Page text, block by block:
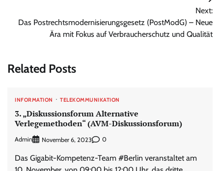
Next:
Das Postrechtsmodernisierungsgesetz (PostModG) – Neue
Ära mit Fokus auf Verbraucherschutz und Qualität
Related Posts
INFORMATION TELEKOMMUNIKATION
3. „Diskussionsforum Alternative
Verlegemethoden“ (AVM-Diskussionsforum)
Admin November 6, 2023 0
Das Gigabit-Kompetenz-Team #Berlin veranstaltet am